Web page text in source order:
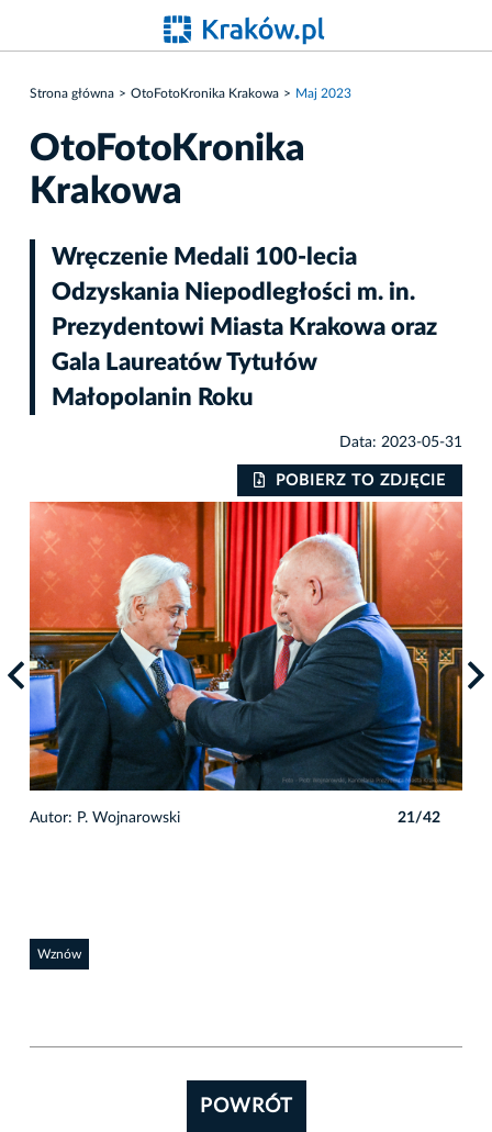
Strona główna OtoFotoKronika Krakowa Maj 2023
OtoFotoKronika
Krakowa
Wręczenie Medali 100-lecia
Odzyskania Niepodległości m. in.
Prezydentowi Miasta Krakowa oraz
Gala Laureatów Tytułów
Małopolanin Roku
Data: 2023-05-31
POBIERZ TO ZDJĘCIE
Autor: P. Wojnarowski 21/42
Wznów
POWRÓT